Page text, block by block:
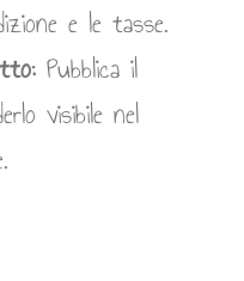
e le tasse.
Pubblica il
visibile nel